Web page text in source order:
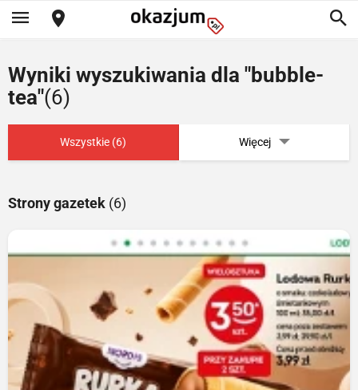
Wyniki wyszukiwania dla "bubble-
tea"(6)
Wszystkie (6) Więcej
Strony gazetek (6)